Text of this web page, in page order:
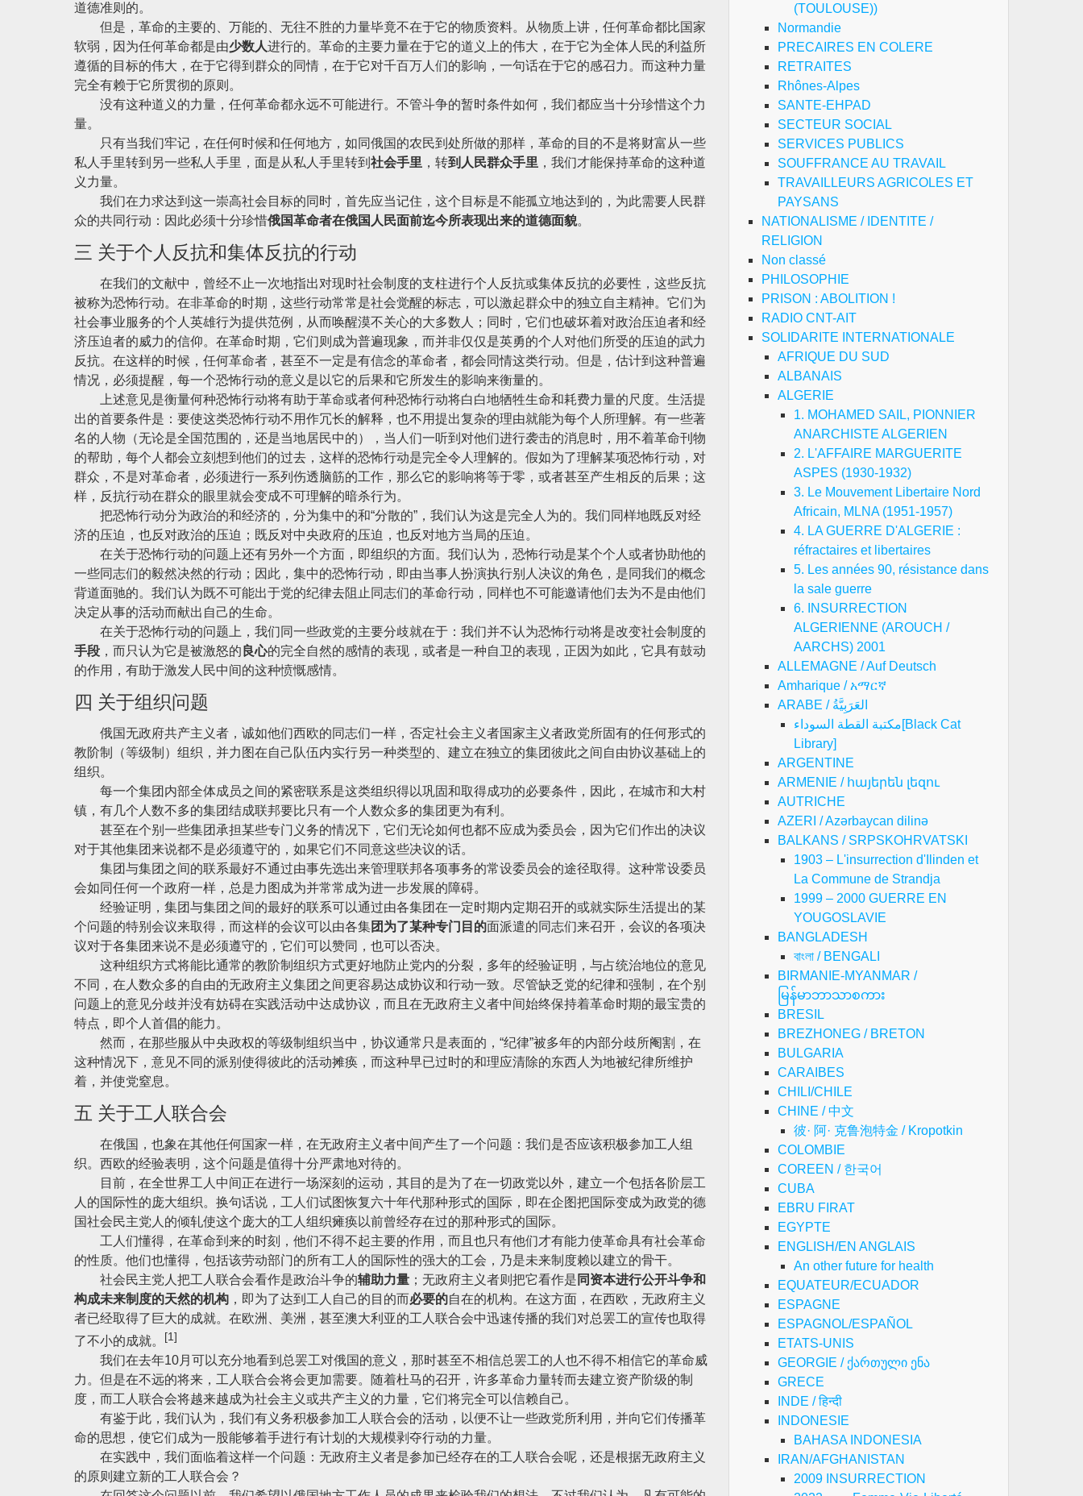
道德准则的。
但是，革命的主要的、万能的、无往不胜的力量毕竟不在于它的物质资料。从物质上讲，任何革命都比国家
软弱，因为任何革命都是由少数人进行的。革命的主要力量在于它的道义上的伟大，在于它为全体人民的利益所
遵循的目标的伟大，在于它得到群众的同情，在于它对千百万人们的影响，一句话在于它的感召力。而这种力量
完全有赖于它所贯彻的原则。
没有这种道义的力量，任何革命都永远不可能进行。不管斗争的暂时条件如何，我们都应当十分珍惜这个力
量。
只有当我们牢记，在任何时候和任何地方，如同俄国的农民到处所做的那样，革命的目的不是将财富从一些
私人手里转到另一些私人手里，面是从私人手里转到 社会手里 ，转到人民群众手里 ，我们才能保持革命的这种道
义力量。
我们在力求达到这一崇高社会目标的同时，首先应当记住，这个目标是不能孤立地达到的，为此需要人民群
众的共同行动：因此必须十分珍惜俄国革命者在俄国人民面前迄今所表现出来的道德面貌。
三 关于个人反抗和集体反抗的行动
在我们的文献中，曾经不止一次地指出对现时社会制度的支柱进行个人反抗或集体反抗的必要性，这些反抗
被称为恐怖行动。在非革命的时期，这些行动常常是社会觉醒的标志，可以激起群众中的独立自主精神。它们为
社会事业服务的个人英雄行为提供范例，从而唤醒漠不关心的大多数人；同时，它们也破坏着对政治压迫者和经
济压迫者的威力的信仰。在革命时期，它们则成为普遍现象，而并非仅仅是英勇的个人对他们所受的压迫的武力
反抗。在这样的时候，任何革命者，甚至不一定是有信念的革命者，都会同情这类行动。但是，估计到这种普遍
情况，必须提醒，每一个恐怖行动的意义是以它的后果和它所发生的影响来衡量的。
上述意见是衡量何种恐怖行动将有助于革命或者何种恐怖行动将白白地牺牲生命和耗费力量的尺度。生活提
出的首要条件是：要使这类恐怖行动不用作冗长的解释，也不用提出复杂的理由就能为每个人所理解。有一些著
名的人物（无论是全国范围的，还是当地居民中的），当人们一听到对他们进行袭击的消息时，用不着革命刊物
的帮助，每个人都会立刻想到他们的过去，这样的恐怖行动是完全令人理解的。假如为了理解某项恐怖行动，对
群众，不是对革命者，必须进行一系列伤透脑筋的工作，那么它的影响将等于零，或者甚至产生相反的后果；这
样，反抗行动在群众的眼里就会变成不可理解的暗杀行为。
把恐怖行动分为政治的和经济的，分为集中的和“分散的”，我们认为这是完全人为的。我们同样地既反对经
济的压迫，也反对政治的压迫；既反对中央政府的压迫，也反对地方当局的压迫。
在关于恐怖行动的问题上还有另外一个方面，即组织的方面。我们认为，恐怖行动是某个个人或者协助他的
一些同志们的毅然决然的行动；因此，集中的恐怖行动，即由当事人扮演执行别人决议的角色，是同我们的概念
背道面驰的。我们认为既不可能出于党的纪律去阻止同志们的革命行动，同样也不可能邀请他们去为不是由他们
决定从事的活动而献出自己的生命。
在关于恐怖行动的问题上，我们同一些政党的主要分歧就在于：我们并不认为恐怖行动将是改变社会制度的
手段 ，而只认为它是被激怒的 良心的完全自然的感情的表现，或者是一种自卫的表现，正因为如此，它具有鼓动
的作用，有助于激发人民中间的这种愤慨感情。
四 关于组织问题
俄国无政府共产主义者，诚如他们西欧的同志们一样，否定社会主义者国家主义者政党所固有的任何形式的
教阶制（等级制）组织，并力图在自己队伍内实行另一种类型的、建立在独立的集团彼此之间自由协议基础上的
组织。
每一个集团内部全体成员之间的紧密联系是这类组织得以巩固和取得成功的必要条件，因此，在城市和大村
镇，有几个人数不多的集团结成联邦要比只有一个人数众多的集团更为有利。
甚至在个别一些集团承担某些专门义务的情况下，它们无论如何也都不应成为委员会，因为它们作出的决议
对于其他集团来说都不是必须遵守的，如果它们不同意这些决议的话。
集团与集团之间的联系最好不通过由事先选出来管理联邦各项事务的常设委员会的途径取得。这种常设委员
会如同任何一个政府一样，总是力图成为并常常成为进一步发展的障碍。
经验证明，集团与集团之间的最好的联系可以通过由各集团在一定时期内定期召开的或就实际生活提出的某
个问题的特别会议来取得，而这样的会议可以由各集团为了某种专门目的面派遣的同志们来召开，会议的各项决
议对于各集团来说不是必须遵守的，它们可以赞同，也可以否决。
这种组织方式将能比通常的教阶制组织方式更好地防止党内的分裂，多年的经验证明，与占统治地位的意见
不同，在人数众多的自由的无政府主义集团之间更容易达成协议和行动一致。尽管缺乏党的纪律和强制，在个别
问题上的意见分歧并没有妨碍在实践活动中达成协议，而且在无政府主义者中间始终保持着革命时期的最宝贵的
特点，即个人首倡的能力。
然而，在那些服从中央政权的等级制组织当中，协议通常只是表面的，“纪律”被多年的内部分歧所阉割，在
这种情况下，意见不同的派别使得彼此的活动摊痪，而这种早已过时的和理应清除的东西人为地被纪律所维护
着，并使党窒息。
五 关于工人联合会
在俄国，也象在其他任何国家一样，在无政府主义者中间产生了一个问题：我们是否应该积极参加工人组
织。西欧的经验表明，这个问题是值得十分严肃地对待的。
目前，在全世界工人中间正在进行一场深刻的运动，其目的是为了在一切政党以外，建立一个包括各阶层工
人的国际性的庞大组织。换句话说，工人们试图恢复六十年代那种形式的国际，即在企图把国际变成为政党的德
国社会民主党人的倾轧使这个庞大的工人组织瘫痪以前曾经存在过的那种形式的国际。
工人们懂得，在革命到来的时刻，他们不得不起主要的作用，而且也只有他们才有能力使革命具有社会革命
的性质。他们也懂得，包括该劳动部门的所有工人的国际性的强大的工会，乃是未来制度赖以建立的骨干。
社会民主党人把工人联合会看作是政治斗争的辅助力量 ；无政府主义者则把它看作是 同资本进行公开斗争和
构成未来制度的天然的机构 ，即为了达到工人自己的目的而必要的自在的机构。在这方面，在西欧，无政府主义
者已经取得了巨大的成就。在欧洲、美洲，甚至澳大利亚的工人联合会中迅速传播的我们对总罢工的宣传也取得
了不小的成就。 [1]
我们在去年10月可以充分地看到总罢工对俄国的意义，那时甚至不相信总罢工的人也不得不相信它的革命威
力。但是在不远的将来，工人联合会将会更加需要。随着杜马的召开，许多革命力量转而去建立资产阶级的制
度，而工人联合会将越来越成为社会主义或共产主义的力量，它们将完全可以信赖自己。
有鉴于此，我们认为，我们有义务积极参加工人联合会的活动，以便不让一些政党所利用，并向它们传播革
命的思想，使它们成为一股能够着手进行有计划的大规模剥夺行动的力量。
在实践中，我们面临着这样一个问题：无政府主义者是参加已经存在的工人联合会呢，还是根据无政府主义
的原则建立新的工人联合会？
(TOULOUSE))
Normandie
PRECAIRES EN COLERE
RETRAITES
Rhônes-Alpes
SANTE-EHPAD
SECTEUR SOCIAL
SERVICES PUBLICS
SOUFFRANCE AU TRAVAIL
TRAVAILLEURS AGRICOLES ET
PAYSANS
NATIONALISME / IDENTITE /
RELIGION
Non classé
PHILOSOPHIE
PRISON : ABOLITION !
RADIO CNT-AIT
SOLIDARITE INTERNATIONALE
AFRIQUE DU SUD
ALBANAIS
ALGERIE
1. MOHAMED SAIL, PIONNIER
ANARCHISTE ALGERIEN
2. L'AFFAIRE MARGUERITE
ASPES (1930-1932)
3. Le Mouvement Libertaire Nord
Africain, MLNA (1951-1957)
4. LA GUERRE D'ALGERIE :
réfractaires et libertaires
5. Les années 90, résistance dans
la sale guerre
6. INSURRECTION
ALGERIENNE (AROUCH /
AARCHS) 2001
ALLEMAGNE / Auf Deutsch
Amharique / አማርኛ
ARABE / العَرَبِيَّةُ
مكتبة القطة السوداء[Black Cat
Library]
ARGENTINE
ARMENIE / հայերեն լեզու
AUTRICHE
AZERI / Azərbaycan dilinə
BALKANS / SRPSKOHRVATSKI
1903 – L'insurrection d'Ilinden et
La Commune de Strandja
1999 – 2000 GUERRE EN
YOUGOSLAVIE
BANGLADESH
বাংলা / BENGALI
BIRMANIE-MYANMAR /
မြန်မာဘာသာစကား
BRESIL
BREZHONEG / BRETON
BULGARIA
CARAIBES
CHILI/CHILE
CHINE / 中文
彼· 阿· 克鲁泡特金 / Kropotkin
COLOMBIE
COREEN / 한국어
CUBA
EBRU FIRAT
EGYPTE
ENGLISH/EN ANGLAIS
An other future for health
EQUATEUR/ECUADOR
ESPAGNE
ESPAGNOL/ESPAÑOL
ETATS-UNIS
GEORGIE / ქართული ენა
GRECE
INDE / हिन्दी
INDONESIE
BAHASA INDONESIA
IRAN/AFGHANISTAN
2009 INSURRECTION